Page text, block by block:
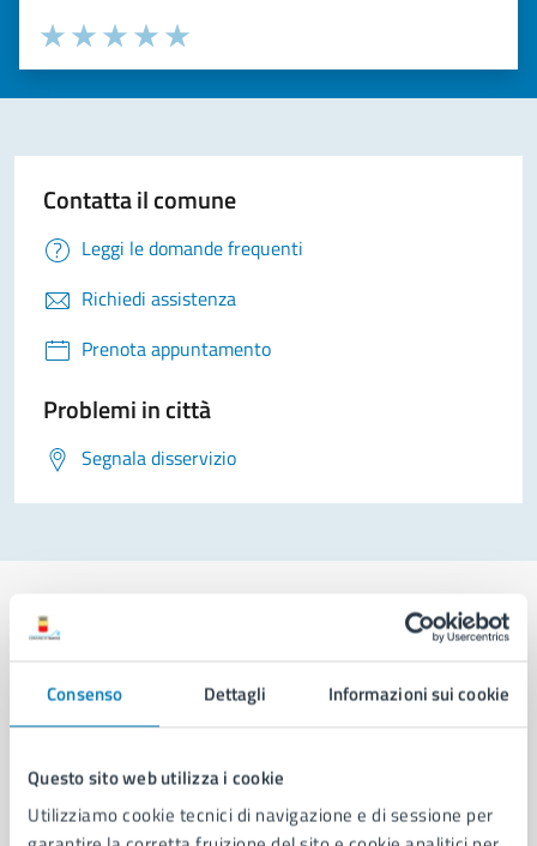
Consenso Dettagli Informazioni sui cookie
Questo sito web utilizza i cookie
Utilizziamo cookie tecnici di navigazione e di sessione per
Valuta la chiarezza delle informazioni (da 1 a 5 stelle)
Seleziona il numero di stelle per valutare la chiarezza delle
Valuta 5 stelle su 5
Valuta 4 stelle su 5
Valuta 3 stelle su 5
Valuta 2 stelle su 5
Valuta 1 stelle su 5
Contatta il comune
Leggi le domande frequenti
Richiedi assistenza
Prenota appuntamento
Problemi in città
Segnala disservizio
Comune di Napoli
AMMINISTRAZIONE
Aree amministrative
Organi di governo